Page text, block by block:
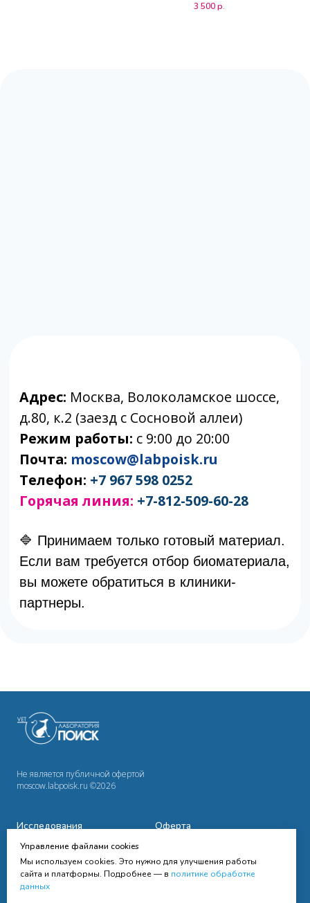
3 500р.
Не является публичной офертой
moscow.labpoisk.ru ©2026
Исследования
Сотрудничество
Cправочная информация
Оферта
конфиденциальности
Управление файлами cookies
Мы используем cookies. Это нужно для улучшения работы
сайта и платформы. Подробнее — в политике обработке
данных